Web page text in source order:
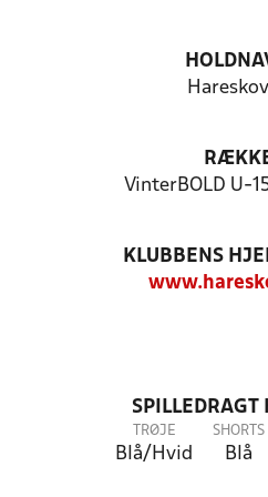
VinterBOLD U-
KLUBBENS
SPILLEDRAGT
TRØJE
Blå/Hvid
SHORTS
Blå